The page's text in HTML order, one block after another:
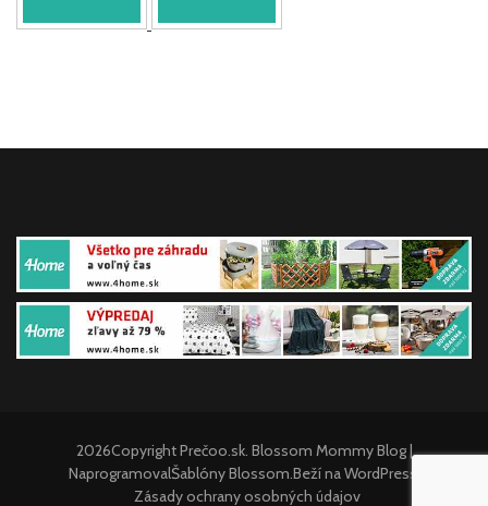
2026CopyrightPrečoo.sk. Blossom Mommy Blog |
NaprogramovalŠablóny Blossom.Beží naWordPress
Zásady ochrany osobných údajov